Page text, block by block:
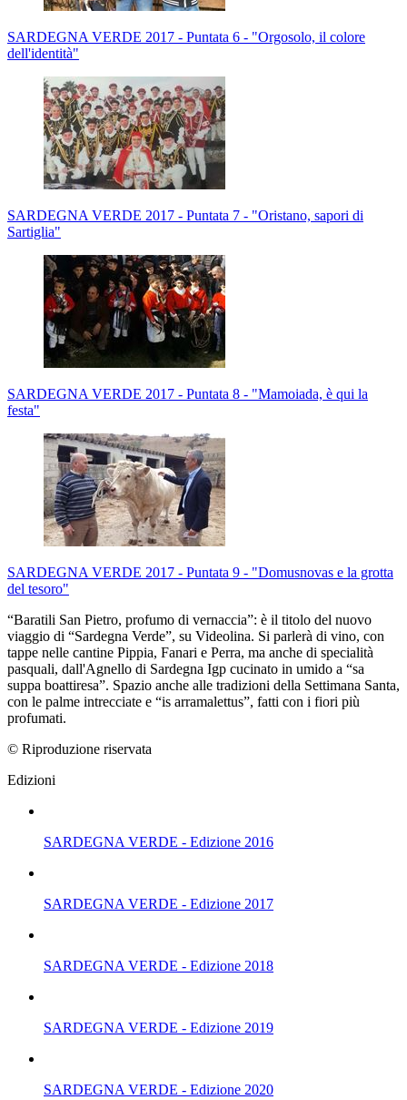
SARDEGNA VERDE 2017 - Puntata 6 - "Orgosolo, il colore
dell'identità"
SARDEGNA VERDE 2017 - Puntata 7 - "Oristano, sapori di
Sartiglia"
SARDEGNA VERDE 2017 - Puntata 8 - "Mamoiada, è qui la
festa"
SARDEGNA VERDE 2017 - Puntata 9 - "Domusnovas e la grotta
del tesoro"
“Baratili San Pietro, profumo di vernaccia”: è il titolo del nuovo
viaggio di “Sardegna Verde”, su Videolina. Si parlerà di vino, con
tappe nelle cantine Pippia, Fanari e Perra, ma anche di specialità
pasquali, dall'Agnello di Sardegna Igp cucinato in umido a “sa
suppa boattiresa”. Spazio anche alle tradizioni della Settimana Santa,
con le palme intrecciate e “is arramalettus”, fatti con i fiori più
profumati.
© Riproduzione riservata
Edizioni
SARDEGNA VERDE - Edizione 2016
SARDEGNA VERDE - Edizione 2017
SARDEGNA VERDE - Edizione 2018
SARDEGNA VERDE - Edizione 2019
SARDEGNA VERDE - Edizione 2020